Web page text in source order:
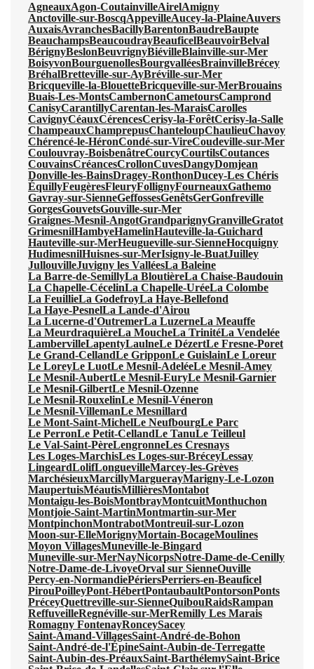
AgneauxAgon-CoutainvilleAirelAmigny
Anctoville-sur-BoscqAppevilleAucey-la-PlaineAuvers
AuxaisAvranchesBacillyBarentonBaudreBaupte
BeauchampsBeaucoudrayBeauficelBeauvoirBelval
BérignyBeslonBeuvrignyBiévilleBlainville-sur-Mer
BoisyvonBourguenollesBourgvalléesBrainvilleBrécey
BréhalBretteville-sur-AyBréville-sur-Mer
Bricqueville-la-BlouetteBricqueville-sur-MerBrouains
Buais-Les-MontsCambernonCametoursCamprond
CanisyCarantillyCarentan-les-MaraisCarolles
CavignyCéauxCérencesCerisy-la-ForêtCerisy-la-Salle
ChampeauxChamprepusChanteloupChaulieuChavoy
Chérencé-le-HéronCondé-sur-VireCoudeville-sur-Mer
Coulouvray-BoisbenâtreCourcyCourtilsCoutances
CouvainsCréancesCrollonCuvesDangyDomjean
Donville-les-BainsDragey-RonthonDucey-Les Chéris
ÉquillyFeugèresFleuryFollignyFourneauxGathemo
Gavray-sur-SienneGeffossesGenêtsGerGonfreville
GorgesGouvetsGouville-sur-Mer
Graignes-Mesnil-AngotGrandparignyGranvilleGratot
GrimesnilHambyeHamelinHauteville-la-Guichard
Hauteville-sur-MerHeugueville-sur-SienneHocquigny
HudimesnilHuisnes-sur-MerIsigny-le-BuatJuilley
JullouvilleJuvigny les ValléesLa Baleine
La Barre-de-SemillyLa BloutièreLa Chaise-Baudouin
La Chapelle-CécelinLa Chapelle-UréeLa Colombe
La FeuillieLa GodefroyLa Haye-Bellefond
La Haye-PesnelLa Lande-d'Airou
La Lucerne-d'OutremerLa LuzerneLa Meauffe
La MeurdraquièreLa MoucheLa TrinitéLa Vendelée
LambervilleLapentyLaulneLe DézertLe Fresne-Poret
Le Grand-CellandLe GripponLe GuislainLe Loreur
Le LoreyLe LuotLe Mesnil-AdeléeLe Mesnil-Amey
Le Mesnil-AubertLe Mesnil-EuryLe Mesnil-Garnier
Le Mesnil-GilbertLe Mesnil-Ozenne
Le Mesnil-RouxelinLe Mesnil-Véneron
Le Mesnil-VillemanLe Mesnillard
Le Mont-Saint-MichelLe NeufbourgLe Parc
Le PerronLe Petit-CellandLe TanuLe Teilleul
Le Val-Saint-PèreLengronneLes Cresnays
Les Loges-MarchisLes Loges-sur-BréceyLessay
LingeardLolifLonguevilleMarcey-les-Grèves
MarchésieuxMarcillyMarguerayMarigny-Le-Lozon
MaupertuisMéautisMillièresMontabot
Montaigu-les-BoisMontbrayMontcuitMonthuchon
Montjoie-Saint-MartinMontmartin-sur-Mer
MontpinchonMontrabotMontreuil-sur-Lozon
Moon-sur-ElleMorignyMortain-BocageMoulines
Moyon VillagesMuneville-le-Bingard
Muneville-sur-MerNayNicorpsNotre-Dame-de-Cenilly
Notre-Dame-de-LivoyeOrval sur SienneOuville
Percy-en-NormandiePériersPerriers-en-Beauficel
PirouPoilleyPont-HébertPontaubaultPontorsonPonts
PréceyQuettreville-sur-SienneQuibouRaidsRampan
ReffuveilleRegnéville-sur-MerRemilly Les Marais
Romagny FontenayRonceySacey
Saint-Amand-VillagesSaint-André-de-Bohon
Saint-André-de-l'ÉpineSaint-Aubin-de-Terregatte
Saint-Aubin-des-PréauxSaint-BarthélemySaint-Brice